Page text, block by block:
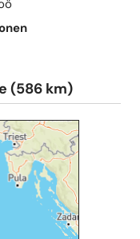
(586 km)